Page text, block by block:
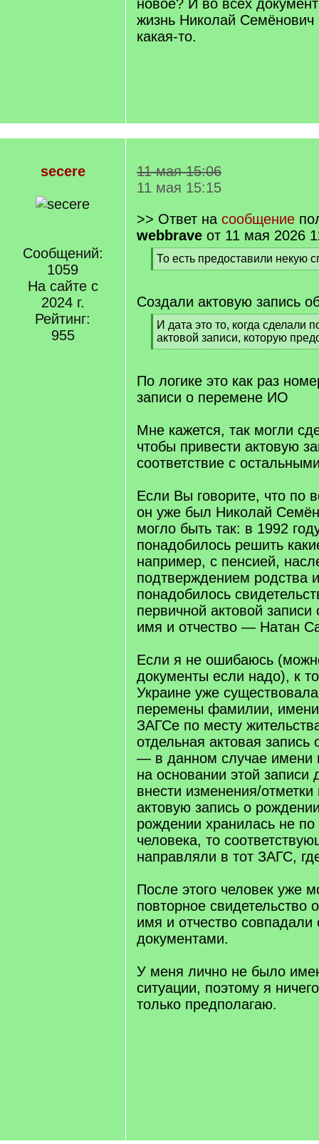
новое? И во всех
жизнь Николай Семёнович
какая-то.
secere
Сообщений:
1059
На сайте с
2024 г.
Рейтинг:
955
11 мая 15:06
11 мая 15:15
>> Ответ на сообщение
webbrave от 11 мая 2026
[
q
То есть предоставили некую
[
q
]
Создали актовую запись
[
q
]
И дата это то, когда сделали
актовой записи, которую
[
q
]
По логике это как раз
записи о перемене ИО
Мне кажется, так могли
чтобы привести актовую
соответствие с
Если Вы говорите, что по
он уже был Николай
могло быть так: в 1992
понадобилось решить
например, с пенсией,
подтверждением родства
понадобилось
первичной актовой записи
имя и отчество — Натан
Если я не ошибаюсь
документы если надо), к
Украине уже
перемены фамилии, имени
ЗАГСе по месту
отдельная актовая
— в данном случае имени
на основании этой
внести изменения/
актовую запись о
рождении хранилась не по
человека, то
направляли в тот ЗАГС,
После этого человек уже
повторное свидетельство
имя и отчество совпадали
документами.
У меня лично не было
ситуации, поэтому я
только предполагаю.